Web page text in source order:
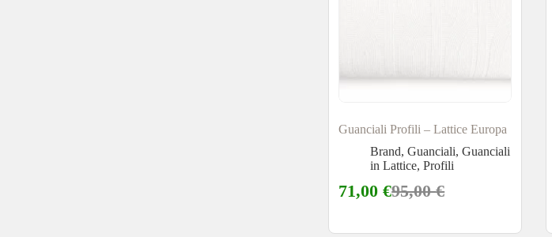
Guanciali Profili – Lattice Europa
Brand,Guanciali,Guanciali
in Lattice,Profili
95,00€
71,00€